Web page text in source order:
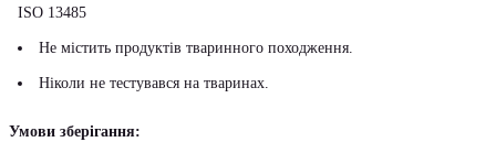
ISO 13485
Не містить продуктів тваринного походження.
Ніколи не тестувався на тваринах.
Умови зберігання: